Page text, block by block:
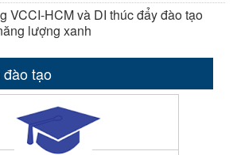
VCCI-HCM và DI thúc đẩy đào tạo
lượng xanh
tạo